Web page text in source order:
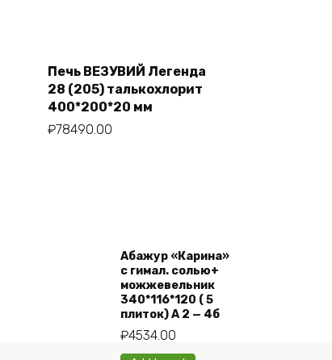
Add to cart
Печь ВЕЗУВИЙ Легенда
28 (205) талькохлорит
400*200*20 мм
₽78490.00
Абажур «Карина»
с гимал. солью+
можжевельник
340*116*120 ( 5
плиток) А 2 — 4б
₽4534.00